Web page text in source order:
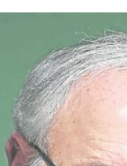
JOSÉ MARÍA